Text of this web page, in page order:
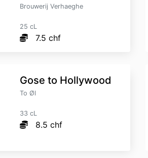
Brouwerij Verhaeghe
25 cL
7.5 chf
Gose to Hollywood
To Øl
33 cL
8.5 chf